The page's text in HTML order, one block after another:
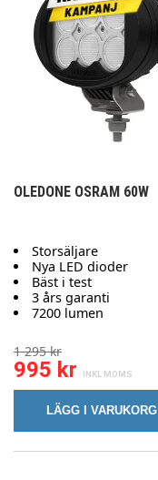
OLEDONE OSRAM 60W
Storsäljare
Nya LED dioder
Bäst i test
3 års garanti
7200 lumen
1 295 kr
995 kr
LÄGG I VARUKORG